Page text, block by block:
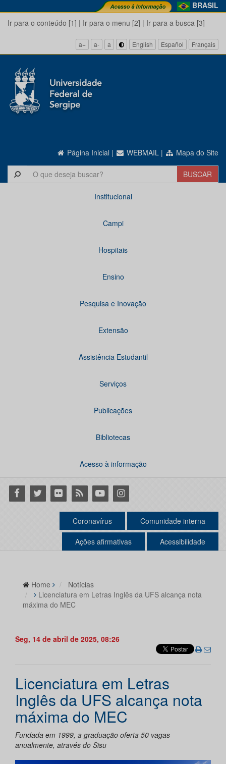
BRASIL
Ir para o conteúdo [1] | Ir para o menu [2] | Ir para a busca [3]
a+ a- a English Español Français
Página Inicial | WEBMAIL | Mapa do Site
Institucional
Campi
Hospitais
Ensino
Pesquisa e Inovação
Extensão
Assistência Estudantil
Serviços
Publicações
Bibliotecas
Acesso à informação
Facebook
Twitter Flickr RSS YoutubeInstagram
Coronavírus Comunidade interna
Ações afirmativas Acessibilidade
Home
Notícias
Licenciatura em Letras Inglês da UFS alcança nota
máxima do MEC
Seg, 14 de abril de 2025, 08:26
Licenciatura em Letras
Inglês da UFS alcança nota
máxima do MEC
Fundada em 1999, a graduação oferta 50 vagas
anualmente, através do Sisu